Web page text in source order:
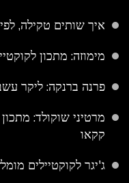
איך שותים טקילה,
מימוזה: מתכון
פרנה ברנקה: ליקר
מרטיני שוקולד:
קקאו
ג'יגר לקוקטיילים